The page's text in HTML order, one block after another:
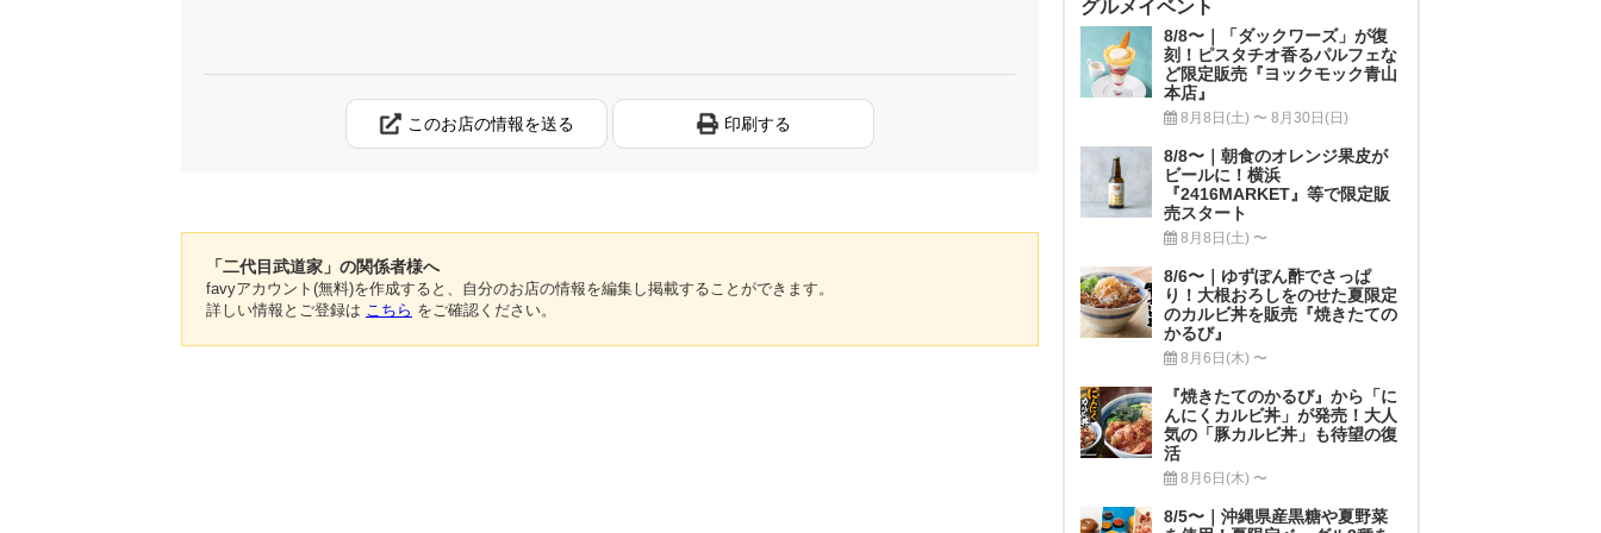
このお店の情報を送る 印刷する
「二代目武道家」の関係者様へ
favyアカウント(無料)を作成すると、自分のお店の情報を編集し掲載することができます。
詳しい情報とご登録は こちら をご確認ください。
グルメイベント
8/8〜｜「ダックワーズ」が復
刻！ピスタチオ香るパルフェな
ど限定販売『ヨックモック青山
本店』
8月8日(土) 〜 8月30日(日)
8/8〜｜朝食のオレンジ果皮が
ビールに！横浜
『2416MARKET』等で限定販
売スタート
8月8日(土) 〜
8/6〜｜ゆずぽん酢でさっぱ
り！大根おろしをのせた夏限定
のカルビ丼を販売『焼きたての
かるび』
8月6日(木) 〜
『焼きたてのかるび』から「に
んにくカルビ丼」が発売！大人
気の「豚カルビ丼」も待望の復
活
8月6日(木) 〜
8/5〜｜沖縄県産黒糖や夏野菜